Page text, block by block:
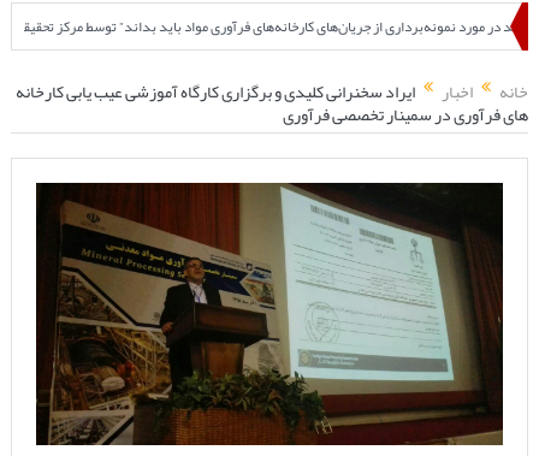
از جریان‌های کارخانه‌های فرآوری مواد باید بداند” توسط مرکز تحقیقات فرآوری مواد
خانه اخبار ایراد سخنرانی کلیدی و برگزاری کارگاه آموزشی عیب یابی کارخانه
های فرآوری در سمینار تخصصی فرآوری